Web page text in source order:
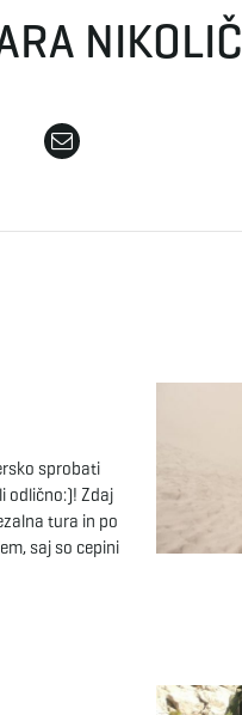
NIKOLIČ
sprobati
odlično:)! Zdaj
tura in po
saj so cepini